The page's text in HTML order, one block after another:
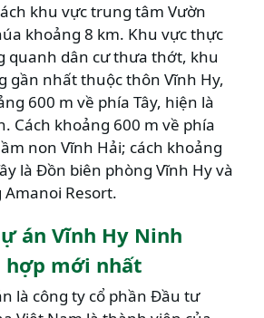
khu vực trung tâm Vườn
khoảng 8 km. Khu vực thực
quanh dân cư thưa thớt, khu
gần nhất thuộc thôn Vĩnh Hy,
600 m về phía Tây, hiện là
Cách khoảng 600 m về phía
non Vĩnh Hải; cách khoảng
là Đồn biên phòng Vĩnh Hy và
Resort.
án Vĩnh Hy Ninh
hợp mới nhất
là công ty cổ phần Đầu tư